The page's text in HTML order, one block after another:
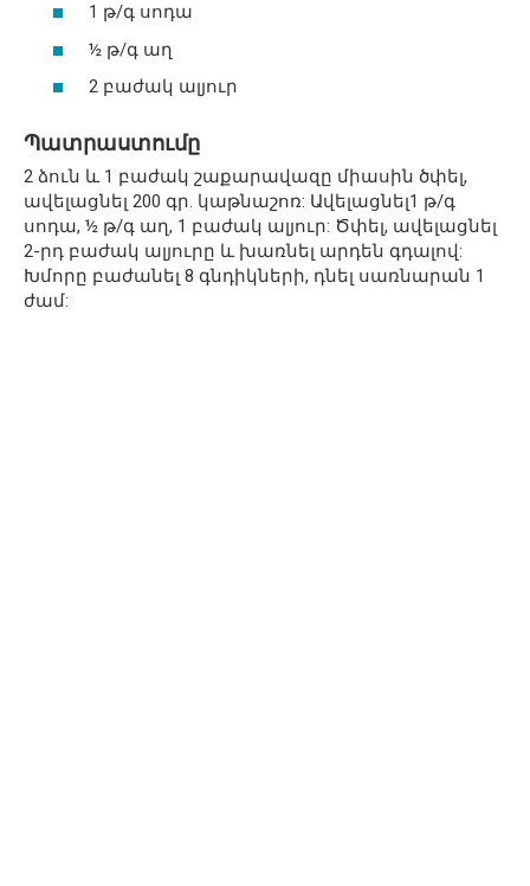
1 թ/գ սոդա
½ թ/գ աղ
2 բաժակ ալյուր
Պատրաստումը
2 ձուն և 1 բաժակ շաքարավազը միասին ծփել,
ավելացնել 200 գր. կաթնաշոռ: Ավելացնել1 թ/գ
սոդա, ½ թ/գ աղ, 1 բաժակ ալյուր: Ծփել, ավելացնել
2-րդ բաժակ ալյուրը և խառնել արդեն գդալով:
Խմորը բաժանել 8 գնդիկների, դնել սառնարան 1
ժամ: